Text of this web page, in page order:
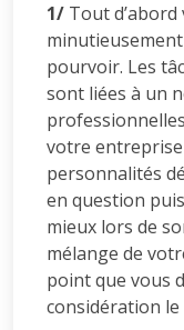
1/ Tout
pourvoir. Les
sont liées à un
votre
personnalités
en question
mieux lors de
mélange de
point que vous
considération le